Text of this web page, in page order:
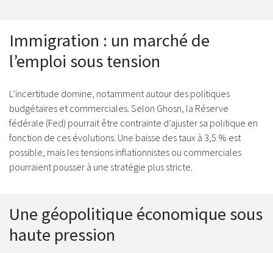
Immigration : un marché de
l’emploi sous tension
L’incertitude domine, notamment autour des politiques
budgétaires et commerciales. Selon Ghosn, la Réserve
fédérale (Fed) pourrait être contrainte d’ajuster sa politique en
fonction de ces évolutions. Une baisse des taux à 3,5 % est
possible, mais les tensions inflationnistes ou commerciales
pourraient pousser à une stratégie plus stricte.
Une géopolitique économique sous
haute pression